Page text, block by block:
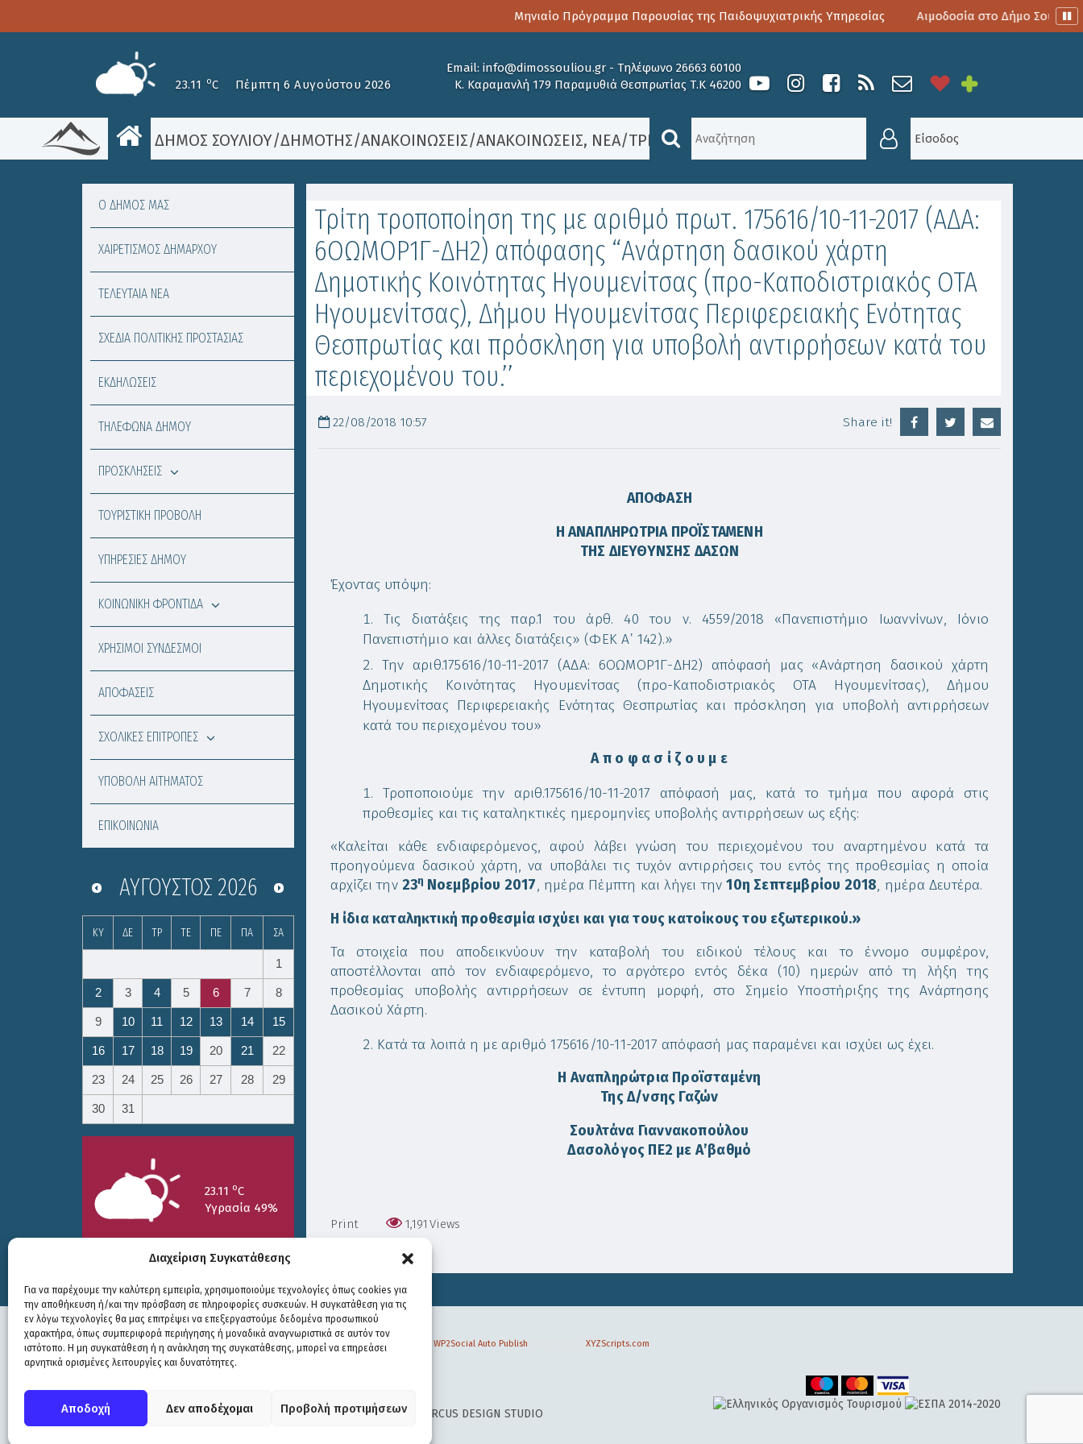
Διαχείριση Συγκατάθεσης
Για να παρέχουμε την καλύτερη εμπειρία, χρησιμοποιούμε τεχνολογίες όπως cookies για
την αποθήκευση ή/και την πρόσβαση σε πληροφορίες συσκευών. Η συγκατάθεση για τις
εν λόγω τεχνολογίες θα μας επιτρέψει να επεξεργαστούμε δεδομένα προσωπικού
χαρακτήρα, όπως συμπεριφορά περιήγησης ή μοναδικά αναγνωριστικά σε αυτόν τον
ιστότοπο. Η μη συγκατάθεση ή η ανάκληση της συγκατάθεσης, μπορεί να επηρεάσει
αρνητικά ορισμένες λειτουργίες και δυνατότητες.
Αποδοχή Δεν αποδέχομαι Προβολή προτιμήσεων
Μηνιαίο Πρόγραμμα Παρουσίας της Παιδοψυχιατρικής Υπηρεσίας Αιμοδοσία στο Δήμο Σουλίου
23.11 oC Πέμπτη 6 Αυγούστου 2026
Email: info@dimossouliou.gr - Τηλέφωνο 26663 60100
Κ. Καραμανλή 179 Παραμυθιά Θεσπρωτίας Τ.Κ 46200
ΔΗΜΟΣ ΣΟΥΛΙΟΥ/ΔΗΜΟΤΗΣ/ΑΝΑΚΟΙΝΏΣΕΙΣ/ΑΝΑΚΟΙΝΏΣΕΙΣ, ΝΈΑ/ΤΡΊΤΗ ΤΡΟΠΟΠΟΊΗΣΗ ΤΗΣ ΜΕ ΑΡΙΘΜΌ ΠΡΩΤ. 175616/10-11-
Είσοδος
Τρίτη τροποποίηση της με αριθμό πρωτ. 175616/10-11-2017 (ΑΔΑ:
6ΟΩΜΟΡ1Γ-ΔΗ2) απόφασης “Ανάρτηση δασικού χάρτη
Δημοτικής Κοινότητας Ηγουμενίτσας (προ-Καποδιστριακός ΟΤΑ
Ηγουμενίτσας), Δήμου Ηγουμενίτσας Περιφερειακής Ενότητας
Θεσπρωτίας και πρόσκληση για υποβολή αντιρρήσεων κατά του
περιεχομένου του.’’
22/08/2018 10:57 Share it!
ΑΠΟΦΑΣΗ
Η ΑΝΑΠΛΗΡΩΤΡΙΑ ΠΡΟΪΣΤΑΜΕΝΗ
ΤΗΣ ΔΙΕΥΘΥΝΣΗΣ ΔΑΣΩΝ
Έχοντας υπόψη:
Τις διατάξεις της παρ.1 του άρθ. 40 του ν. 4559/2018 «Πανεπιστήμιο Ιωαννίνων, Ιόνιο
Πανεπιστήμιο και άλλες διατάξεις» (ΦΕΚ Α’ 142).»
Την αριθ.175616/10-11-2017 (ΑΔΑ: 6ΟΩΜΟΡ1Γ-ΔΗ2) απόφασή μας «Ανάρτηση δασικού χάρτη
Δημοτικής Κοινότητας Ηγουμενίτσας (προ-Καποδιστριακός ΟΤΑ Ηγουμενίτσας), Δήμου
Ηγουμενίτσας Περιφερειακής Ενότητας Θεσπρωτίας και πρόσκληση για υποβολή αντιρρήσεων
κατά του περιεχομένου του»
Α π ο φ α σ ί ζ ο υ μ ε
Τροποποιούμε την αριθ.175616/10-11-2017 απόφασή μας, κατά το τμήμα που αφορά στις
προθεσμίες και τις καταληκτικές ημερομηνίες υποβολής αντιρρήσεων ως εξής:
«Καλείται κάθε ενδιαφερόμενος, αφού λάβει γνώση του περιεχομένου του αναρτημένου κατά τα
προηγούμενα δασικού χάρτη, να υποβάλει τις τυχόν αντιρρήσεις του εντός της προθεσμίας η οποία
αρχίζει την 23η Νοεμβρίου 2017, ημέρα Πέμπτη και λήγει την10η Σεπτεμβρίου 2018, ημέρα Δευτέρα.
Η ίδια καταληκτική προθεσμία ισχύει και για τους κατοίκους του εξωτερικού.»
Τα στοιχεία που αποδεικνύουν την καταβολή του ειδικού τέλους και το έννομο συμφέρον,
αποστέλλονται από τον ενδιαφερόμενο, το αργότερο εντός δέκα (10) ημερών από τη λήξη της
προθεσμίας υποβολής αντιρρήσεων σε έντυπη μορφή, στο Σημείο Υποστήριξης της Ανάρτησης
Δασικού Χάρτη.
Κατά τα λοιπά η με αριθμό 175616/10-11-2017 απόφασή μας παραμένει και ισχύει ως έχει.
Η Αναπληρώτρια Προϊσταμένη
Της Δ/νσης Γαζών
Σουλτάνα Γιαννακοπούλου
Δασολόγος ΠΕ2 με Α’βαθμό
Print 1,191 Views
Ο ΔΗΜΟΣ ΜΑΣ
ΧΑΙΡΕΤΙΣΜΟΣ ΔΗΜΑΡΧΟΥ
ΤΕΛΕΥΤΑΙΑ ΝΕΑ
ΣΧΕΔΙΑ ΠΟΛΙΤΙΚΗΣ ΠΡΟΣΤΑΣΙΑΣ
ΕΚΔΗΛΩΣΕΙΣ
ΤΗΛΕΦΩΝΑ ΔΗΜΟΥ
ΠΡΟΣΚΛΗΣΕΙΣ
ΤΟΥΡΙΣΤΙΚΗ ΠΡΟΒΟΛΗ
ΥΠΗΡΕΣΙΕΣ ΔΗΜΟΥ
ΚΟΙΝΩΝΙΚΗ ΦΡΟΝΤΙΔΑ
ΧΡΗΣΙΜΟΙ ΣΥΝΔΕΣΜΟΙ
ΑΠΟΦΑΣΕΙΣ
ΣΧΟΛΙΚΕΣ ΕΠΙΤΡΟΠΕΣ
ΥΠΟΒΟΛΗ ΑΙΤΗΜΑΤΟΣ
ΕΠΙΚΟΙΝΩΝΙΑ
ΑΎΓΟΥΣΤΟΣ 2026
ΚΥ ΔΕ ΤΡ ΤΕ ΠΕ ΠΑ ΣΑ
1
2 3 4 5 6 7 8
9 10 11 12 13 14 15
16 17 18 19 20 21 22
23 24 25 26 27 28 29
30 31
23.11 oC
Υγρασία 49%
25/7
15.73oC
26/7
17.99oC
27/7
20.94oC
© COPYRIGHT ΔΗΜΟΣ ΣΟΥΛΙΟΥ 2026
WEB DEVELOPMENT BYΕΓΚΡΙΤΟΣ GROUP| GRAPHICS DESIGN BY CIRCUS DESIGN STUDIO
WP2Social Auto Publish XYZScripts.com